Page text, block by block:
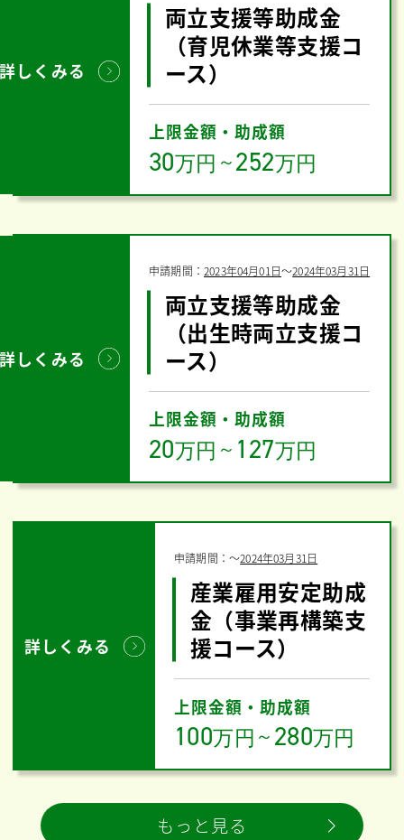
詳しくみる
両立支援等助成金
（育児休業等支援コ
ース）
上限金額・助成額
30万円 ～252万円
詳しくみる
申請期間：2023年04月01日〜2024年03月31日
両立支援等助成金
（出生時両立支援コ
ース）
上限金額・助成額
20万円 ～ 127万円
詳しくみる
申請期間：〜2024年03月31日
産業雇用安定助成
金（事業再構築支
援コース）
上限金額・助成額
100万円 ～ 280万円
もっと見る